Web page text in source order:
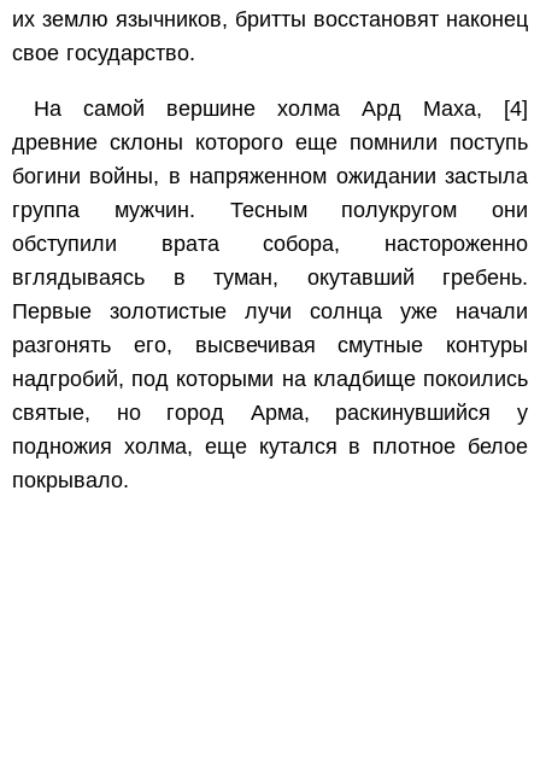
их землю язычников, бритты восстановят наконец
свое государство.
На самой вершине холма Ард Маха,
[4]
древние склоны которого еще помнили поступь
богини войны, в напряженном ожидании застыла
группа мужчин. Тесным полукругом они
обступили врата собора, настороженно
вглядываясь в туман, окутавший гребень.
Первые золотистые лучи солнца уже начали
разгонять его, высвечивая смутные контуры
надгробий, под которыми на кладбище покоились
святые, но город Арма, раскинувшийся у
подножия холма, еще кутался в плотное белое
покрывало.